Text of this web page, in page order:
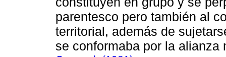
parentesco pero también al
territorial, además de
se conformaba por la